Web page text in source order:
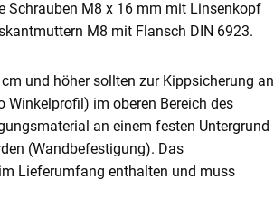
Schrauben M8 x 16 mm mit Linsenkopf
M8 mit Flansch DIN 6923.
und höher sollten zur Kippsicherung an
Winkelprofil) im oberen Bereich des
an einem festen Untergrund
(Wandbefestigung). Das
Lieferumfang enthalten und muss